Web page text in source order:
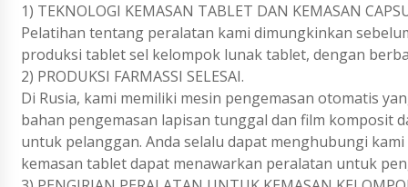
1) TEKNOLOGI KEMASAN TABLET DAN KEMASAN
Pelatihan tentang peralatan kami dimungkinkan
produksi tablet sel kelompok lunak tablet, dengan
2) PRODUKSI FARMASSI SELESAI.
Di Rusia, kami memiliki mesin pengemasan otomatis
bahan pengemasan lapisan tunggal dan film komposit
untuk pelanggan. Anda selalu dapat menghubungi
kemasan tablet dapat menawarkan peralatan untuk